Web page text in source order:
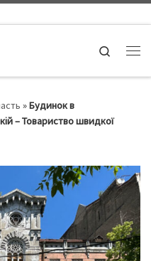
Search
»Будинок в
– Товариство швидкої